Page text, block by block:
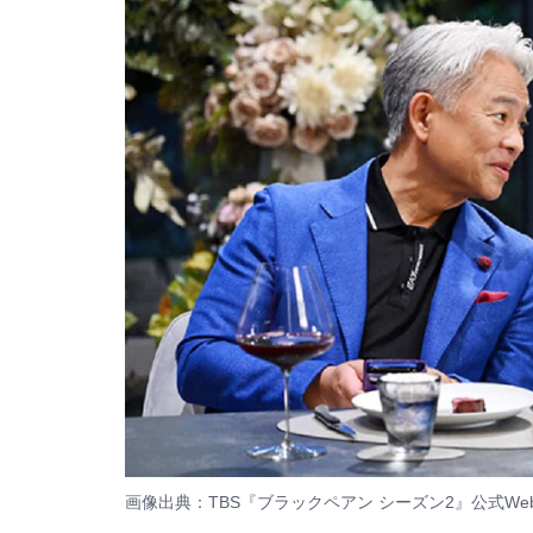
画像出典：TBS『ブラックペアン シーズン2』 公式